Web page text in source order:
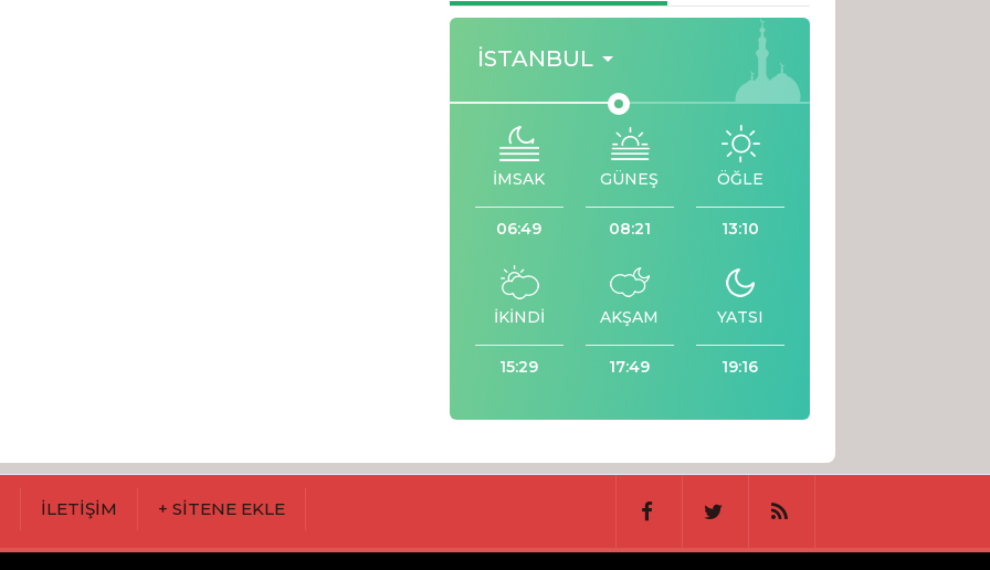
İSTANBUL
İMSAK
06:49
GÜNEŞ
08:21
ÖĞLE
13:10
İKİNDİ
15:29
AKŞAM
17:49
YATSI
19:16
İLETİŞİM + SİTENE EKLE